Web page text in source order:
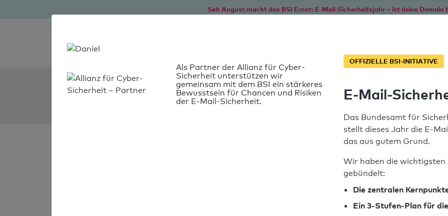
Seit August macht das BSI Ernst: E-Mail-Sicherheitsjahr – ist deine Domain
SPF Check:
Syntaxprüfung: 0 Fehler
Als Partner der Allianz für Cyber-
Sicherheit unterstützen wir
gemeinsam mit dem BSI ein stärkeres
Bewusstsein für Chancen und Risiken
der E-Mail-Sicherheit.
OFFIZIELLE BSI-INITIATIVE
E-Mail-
Das Bundesamt für
stellt dieses Jahr die E-
das aus gutem Grund.
Wir haben die
gebündelt:
Die zentralen
Ein 3-Stufen-Plan für